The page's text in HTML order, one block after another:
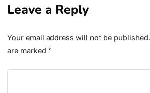
Leave a Reply
Your email address will not be published.
are marked *